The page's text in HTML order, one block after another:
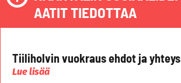
AATIT TIEDOTTAA
Tiiliholvin vuokraus ehdot ja yhteys
Lue lisää